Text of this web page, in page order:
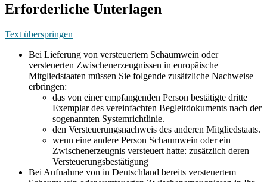
Erforderliche Unterlagen
Text überspringen
Bei Lieferung von versteuertem Schaumwein oder
versteuerten Zwischenerzeugnissen in europäische
Mitgliedstaaten müssen Sie folgende zusätzliche Nachweise
erbringen:
das von einer empfangenden Person bestätigte dritte
Exemplar des vereinfachten Begleitdokuments nach der
sogenannten Systemrichtlinie.
den Versteuerungsnachweis des anderen Mitgliedstaats.
wenn eine andere Person Schaumwein oder ein
Zwischenerzeugnis versteuert hatte: zusätzlich deren
Versteuerungsbestätigung
Bei Aufnahme von in Deutschland bereits versteuertem